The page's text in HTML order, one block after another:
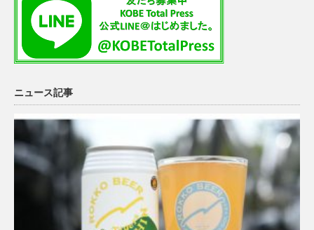
ニュース記事